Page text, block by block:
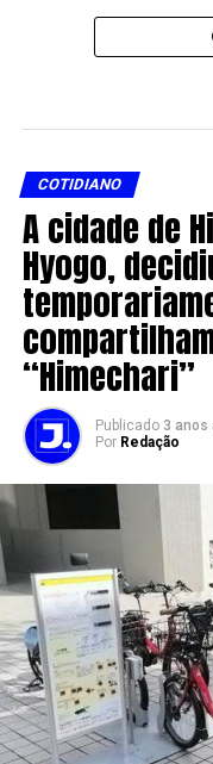
COTIDIANO
A cidade de
Hyogo,
“Himechari”
Publicado 3 anos
Por Redação